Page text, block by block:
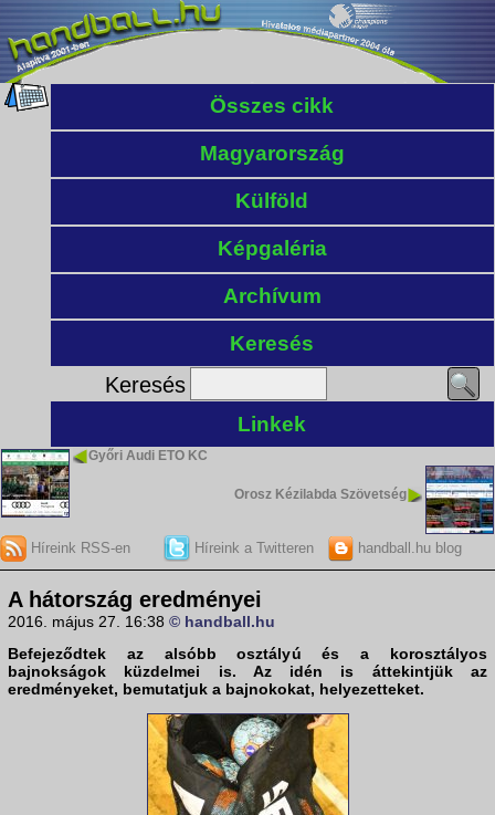
Összes cikk
Magyarország
Külföld
Képgaléria
Archívum
Keresés
Keresés
Linkek
Győri Audi ETO KC
Orosz Kézilabda Szövetség
Híreink RSS-en Híreink a Twitteren handball.hu blog
A hátország eredményei
2016. május 27. 16:38 © handball.hu
Befejeződtek az alsóbb osztályú és a korosztályos
bajnokságok küzdelmei is. Az idén is áttekintjük az
eredményeket, bemutatjuk a bajnokokat, helyezetteket.